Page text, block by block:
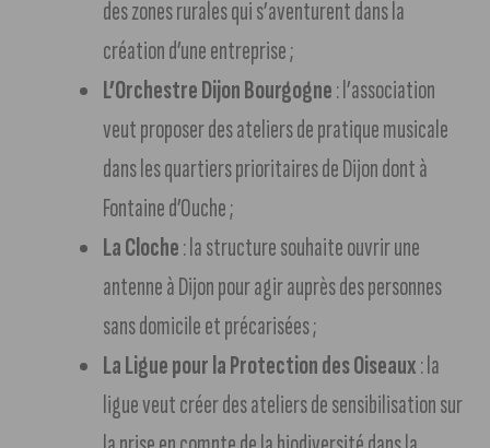
des zones rurales qui s’aventurent dans la
création d’une entreprise ;
L’Orchestre Dijon Bourgogne: l’association
veut proposer des ateliers de pratique musicale
dans les quartiers prioritaires de Dijon dont à
Fontaine d’Ouche ;
La Cloche: la structure souhaite ouvrir une
antenne à Dijon pour agir auprès des personnes
sans domicile et précarisées ;
La Ligue pour la Protection des Oiseaux: la
ligue veut créer des ateliers de sensibilisation sur